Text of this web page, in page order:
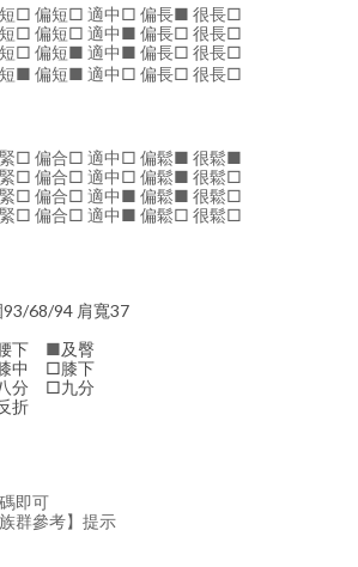
□ 偏短□ 適中□ 偏長■ 很長□
□ 偏短□ 適中■ 偏長□ 很長□
□ 偏短■ 適中■ 偏長□ 很長□
■ 偏短■ 適中□ 偏長□ 很長□
□ 偏合□ 適中□ 偏鬆■ 很鬆■
□ 偏合□ 適中□ 偏鬆■ 很鬆□
□ 偏合□ 適中■ 偏鬆■ 很鬆□
□ 偏合□ 適中■ 偏鬆□ 很鬆□
93/68/94 肩寬37
下 ■及臀
中 □膝下
分 □九分
折
即可
群參考】提示